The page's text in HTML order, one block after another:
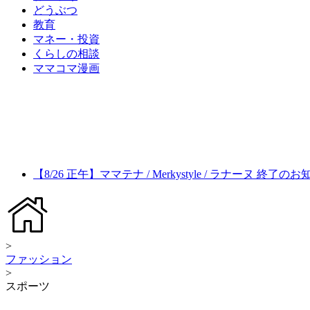
どうぶつ
教育
マネー・投資
くらしの相談
ママコマ漫画
【8/26 正午】ママテナ / Merkystyle / ラナーヌ 終了のお
>
ファッション
>
スポーツ